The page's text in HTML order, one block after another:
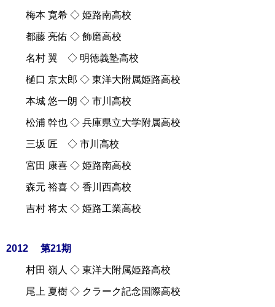
梅本 寛希 ◇ 姫路南高校
都藤 亮佑 ◇ 飾磨高校
名村 翼 ◇ 明徳義塾高校
樋口 京太郎 ◇ 東洋大附属姫路高校
本城 悠一朗 ◇ 市川高校
松浦 幹也 ◇ 兵庫県立大学附属高校
三坂 匠 ◇ 市川高校
宮田 康喜 ◇ 姫路南高校
森元 裕喜 ◇ 香川西高校
吉村 将太 ◇ 姫路工業高校
2012 第21期
村田 嶺人 ◇ 東洋大附属姫路高校
尾上 夏樹 ◇ クラーク記念国際高校